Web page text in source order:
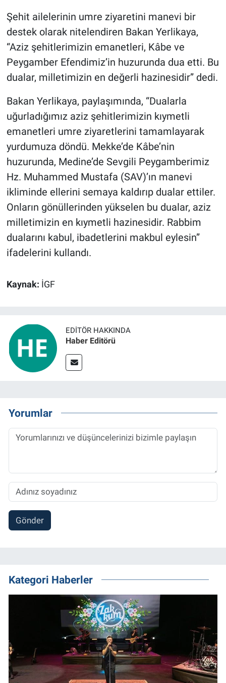
Şehit ailelerinin umre ziyaretini manevi bir
destek olarak nitelendiren Bakan Yerlikaya,
“Aziz şehitlerimizin emanetleri, Kâbe ve
Peygamber Efendimiz’in huzurunda dua etti. Bu
dualar, milletimizin en değerli hazinesidir” dedi.
Bakan Yerlikaya, paylaşımında, “Dualarla
uğurladığımız aziz şehitlerimizin kıymetli
emanetleri umre ziyaretlerini tamamlayarak
yurdumuza döndü. Mekke’de Kâbe’nin
huzurunda, Medine’de Sevgili Peygamberimiz
Hz. Muhammed Mustafa (SAV)’ın manevi
ikliminde ellerini semaya kaldırıp dualar ettiler.
Onların gönüllerinden yükselen bu dualar, aziz
milletimizin en kıymetli hazinesidir. Rabbim
dualarını kabul, ibadetlerini makbul eylesin”
ifadelerini kullandı.
Kaynak: İGF
EDITÖR HAKKINDA
Haber Editörü
Yorumlar
Gönder
Kategori Haberler
EĞİTİM
BİLİM VE TEKNOLOJİ
Güvenlik
Bölge